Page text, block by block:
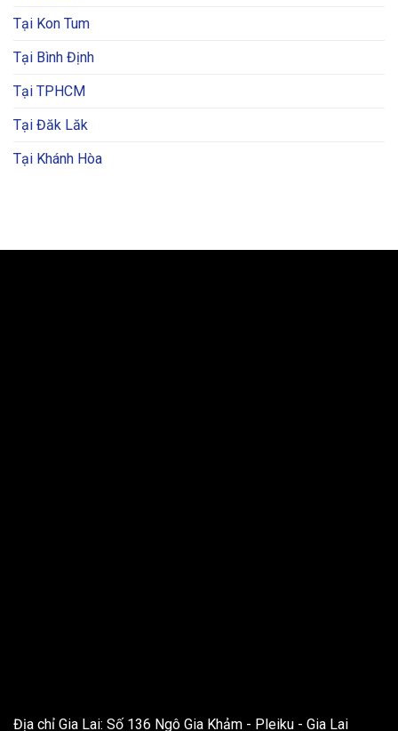
Tại Kon Tum
Tại Bình Định
Tại TPHCM
Tại Đăk Lăk
Tại Khánh Hòa
Địa chỉ Gia Lai: Số 136 Ngô Gia Khảm - Pleiku - Gia Lai